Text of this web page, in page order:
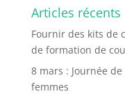
Articles récents
Fournir des kits de
de formation de
8 mars : Journée
femmes